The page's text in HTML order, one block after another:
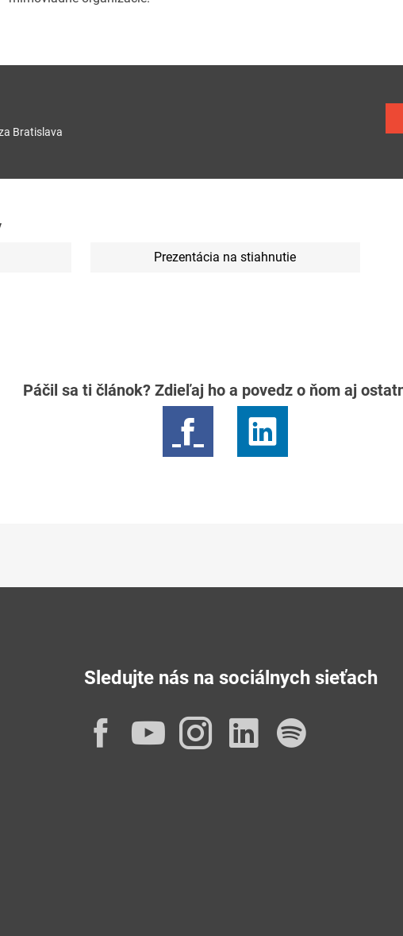
Bratislava
Prezentácia na stiahnutie
Páčil sa ti článok? Zdieľaj ho a povedz o ňom aj
Sledujte nás na sociálnych sieťach
Facebook
YouTube
Instagram
LinkedIn